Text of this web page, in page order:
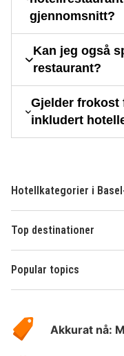
gjennomsnitt?
Kan jeg også
restaurant?
Gjelder frokost
inkludert
Hotellkategorier i
Top destinationer
Popular topics
Hotelspecials
Akkurat nå: